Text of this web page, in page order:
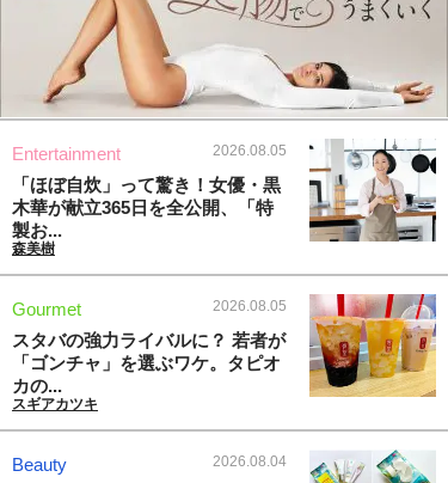
Entertainment 2026.08.05
「ほぼ自炊」って驚き！女優・黒
木華が献立365日を全公開、「特
製お...
森美樹
Gourmet 2026.08.05
スタバの強力ライバルに？ 若者が
「ゴンチャ」を選ぶワケ。タピオ
カの...
スギアカツキ
Beauty 2026.08.04